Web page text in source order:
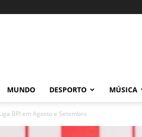
MUNDO DESPORTO MÚSICA
BPI em Agosto e Setembro